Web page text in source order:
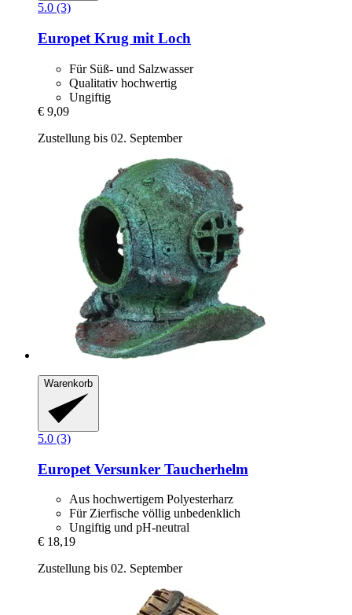
5.0 (3)
Europet Krug mit Loch
Für Süß- und Salzwasser
Qualitativ hochwertig
Ungiftig
€ 9,09
Zustellung bis 02. September
Warenkorb
5.0 (3)
Europet Versunker Taucherhelm
Aus hochwertigem Polyesterharz
Für Zierfische völlig unbedenklich
Ungiftig und pH-neutral
€ 18,19
Zustellung bis 02. September